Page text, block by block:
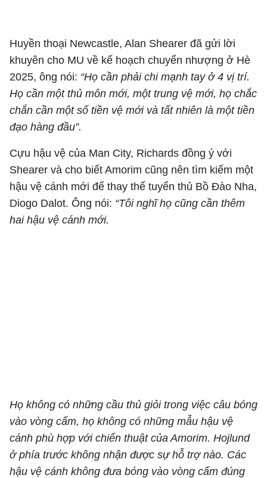
Huyền thoại Newcastle, Alan Shearer đã gửi lời
khuyên cho MU về kế hoạch chuyển nhượng ở Hè
2025, ông nói: “Họ cần phải chi mạnh tay ở 4 vị trí.
Họ cần một thủ môn mới, một trung vệ mới, họ chắc
chắn cần một số tiền vệ mới và tất nhiên là một tiền
đạo hàng đầu”.
Cựu hậu vệ của Man City, Richards đồng ý với
Shearer và cho biết Amorim cũng nên tìm kiếm một
hậu vệ cánh mới để thay thế tuyển thủ Bồ Đào Nha,
Diogo Dalot. Ông nói: “Tôi nghĩ họ cũng cần thêm
hai hậu vệ cánh mới.
Họ không có những cầu thủ giỏi trong việc câu bóng
vào vòng cấm, họ không có những mẫu hậu vệ
cánh phù hợp với chiến thuật của Amorim. Hojlund
ở phía trước không nhận được sự hỗ trợ nào. Các
hậu vệ cánh không đưa bóng vào vòng cấm đúng